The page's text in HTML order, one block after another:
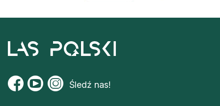
Śledź nas!